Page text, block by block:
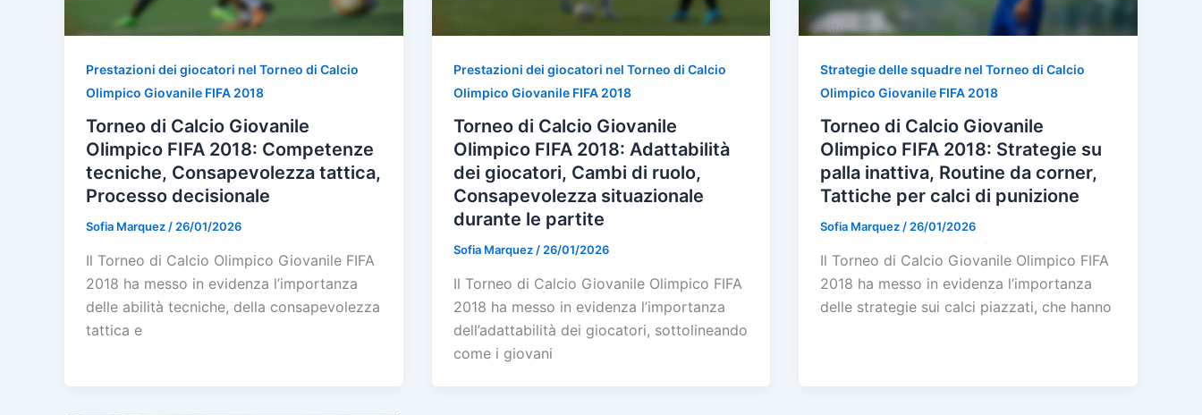
Prestazioni dei giocatori nel Torneo di Calcio
Olimpico Giovanile FIFA 2018
Torneo di Calcio Giovanile
Olimpico FIFA 2018: Competenze
tecniche, Consapevolezza tattica,
Processo decisionale
Sofia Marquez/26/01/2026
Il Torneo di Calcio Olimpico Giovanile FIFA
2018 ha messo in evidenza l’importanza
delle abilità tecniche, della consapevolezza
tattica e
Prestazioni dei giocatori nel Torneo di Calcio
Olimpico Giovanile FIFA 2018
Torneo di Calcio Giovanile
Olimpico FIFA 2018: Adattabilità
dei giocatori, Cambi di ruolo,
Consapevolezza situazionale
durante le partite
Sofia Marquez/26/01/2026
Il Torneo di Calcio Giovanile Olimpico FIFA
2018 ha messo in evidenza l’importanza
dell’adattabilità dei giocatori, sottolineando
come i giovani
Strategie delle squadre nel Torneo di Calcio
Olimpico Giovanile FIFA 2018
Torneo di Calcio Giovanile
Olimpico FIFA 2018: Strategie su
palla inattiva, Routine da corner,
Tattiche per calci di punizione
Sofia Marquez/26/01/2026
Il Torneo di Calcio Giovanile Olimpico FIFA
2018 ha messo in evidenza l’importanza
delle strategie sui calci piazzati, che hanno